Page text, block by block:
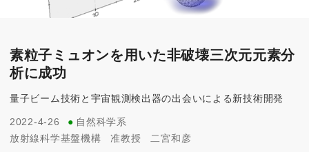
素粒子ミュオンを用いた非破壊三次元元素分
析に成功
量子ビーム技術と宇宙観測検出器の出会いによる新技術開発
2022-4-26 ● 自然科学系
放射線科学基盤機構
准教授 二宮和彦